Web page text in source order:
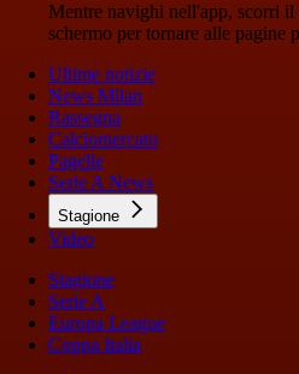
Mentre navighi nell'app, scorri il
schermo per tornare alle pagine
Ultime notizie
News Milan
Rassegna
Calciomercato
Pagelle
Serie A News
Stagione
Video
Stagione
Serie A
Europa League
Coppa Italia